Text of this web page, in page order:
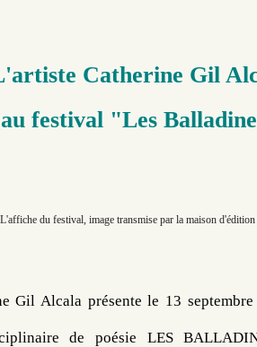
Catherine Gil
au festival "Les
L'affiche du festival, image transmise par la maison
Gil Alcala présente le 13
de poésie LES